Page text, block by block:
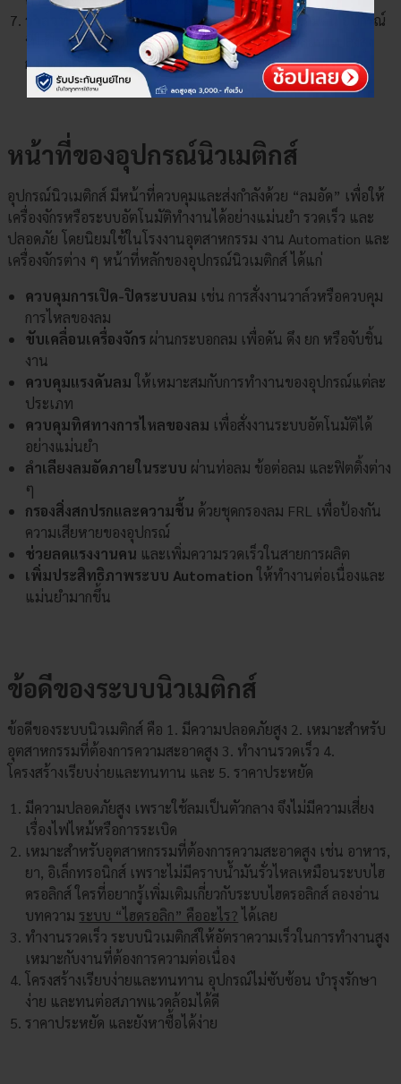
วาล์วที่ใช้ในเครื่อง Press
คือ อุปกรณ์ควบคุมความดัน อุปกรณ์
ที่ใช้ในการควบคุมระบบเมื่อความดันเกิดความเปลี่ยนแปลงสูง
กว่าหรือต่ำ
หน้าที่ของอุปกรณ์นิวเมติกส์
อุปกรณ์นิวเมติกส์ มีหน้าที่ควบคุมและส่งกำลังด้วย “ลมอัด” เพื่อให้
เครื่องจักรหรือระบบอัตโนมัติทำงานได้อย่างแม่นยำ รวดเร็ว และ
ปลอดภัย โดยนิยมใช้ในโรงงานอุตสาหกรรม งาน Automation และ
เครื่องจักรต่าง ๆ หน้าที่หลักของอุปกรณ์นิวเมติกส์ ได้แก่
ควบคุมการเปิด-ปิดระบบลม เช่น การสั่งงานวาล์วหรือควบคุม
การไหลของลม
ขับเคลื่อนเครื่องจักร ผ่านกระบอกลม เพื่อดัน ดึง ยก หรือจับชิ้น
งาน
ควบคุมแรงดันลมให้เหมาะสมกับการทำงานของอุปกรณ์แต่ละ
ประเภท
ควบคุมทิศทางการไหลของลม เพื่อสั่งงานระบบอัตโนมัติได้
อย่างแม่นยำ
ลำเลียงลมอัดภายในระบบ ผ่านท่อลม ข้อต่อลม และฟิตติ้งต่าง
ๆ
กรองสิ่งสกปรกและความชื้น ด้วยชุดกรองลม FRL เพื่อป้องกัน
ความเสียหายของอุปกรณ์
ช่วยลดแรงงานคน และเพิ่มความรวดเร็วในสายการผลิต
เพิ่มประสิทธิภาพระบบ Automationให้ทำงานต่อเนื่องและ
แม่นยำมากขึ้น
ข้อดีของระบบนิวเมติกส์
ข้อดีของระบบนิวเมติกส์ คือ 1. มีความปลอดภัยสูง 2. เหมาะสำหรับ
อุตสาหกรรมที่ต้องการความสะอาดสูง 3. ทำงานรวดเร็ว 4.
โครงสร้างเรียบง่ายและทนทาน และ 5. ราคาประหยัด
มีความปลอดภัยสูง เพราะใช้ลมเป็นตัวกลาง จึงไม่มีความเสี่ยง
เรื่องไฟไหม้หรือการระเบิด
เหมาะสำหรับอุตสาหกรรมที่ต้องการความสะอาดสูง เช่น อาหาร,
ยา, อิเล็กทรอนิกส์ เพราะไม่มีคราบน้ำมันรั่วไหลเหมือนระบบไฮ
ดรอลิกส์ ใครที่อยากรู้เพิ่มเติมเกี่ยวกับระบบไฮดรอลิกส์ ลองอ่าน
บทความระบบ “ไฮดรอลิก” คืออะไร? ได้เลย
ทำงานรวดเร็ว ระบบนิวเมติกส์ให้อัตราความเร็วในการทำงานสูง
เหมาะกับงานที่ต้องการความต่อเนื่อง
โครงสร้างเรียบง่ายและทนทาน อุปกรณ์ไม่ซับซ้อน บำรุงรักษา
ง่าย และทนต่อสภาพแวดล้อมได้ดี
ราคาประหยัด และยังหาซื้อได้ง่าย